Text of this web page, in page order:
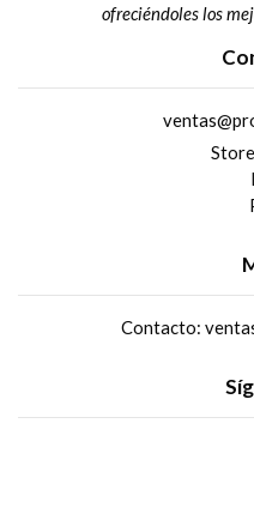
ofreciéndoles los
Contacto: